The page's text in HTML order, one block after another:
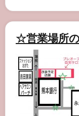
☆営業場所